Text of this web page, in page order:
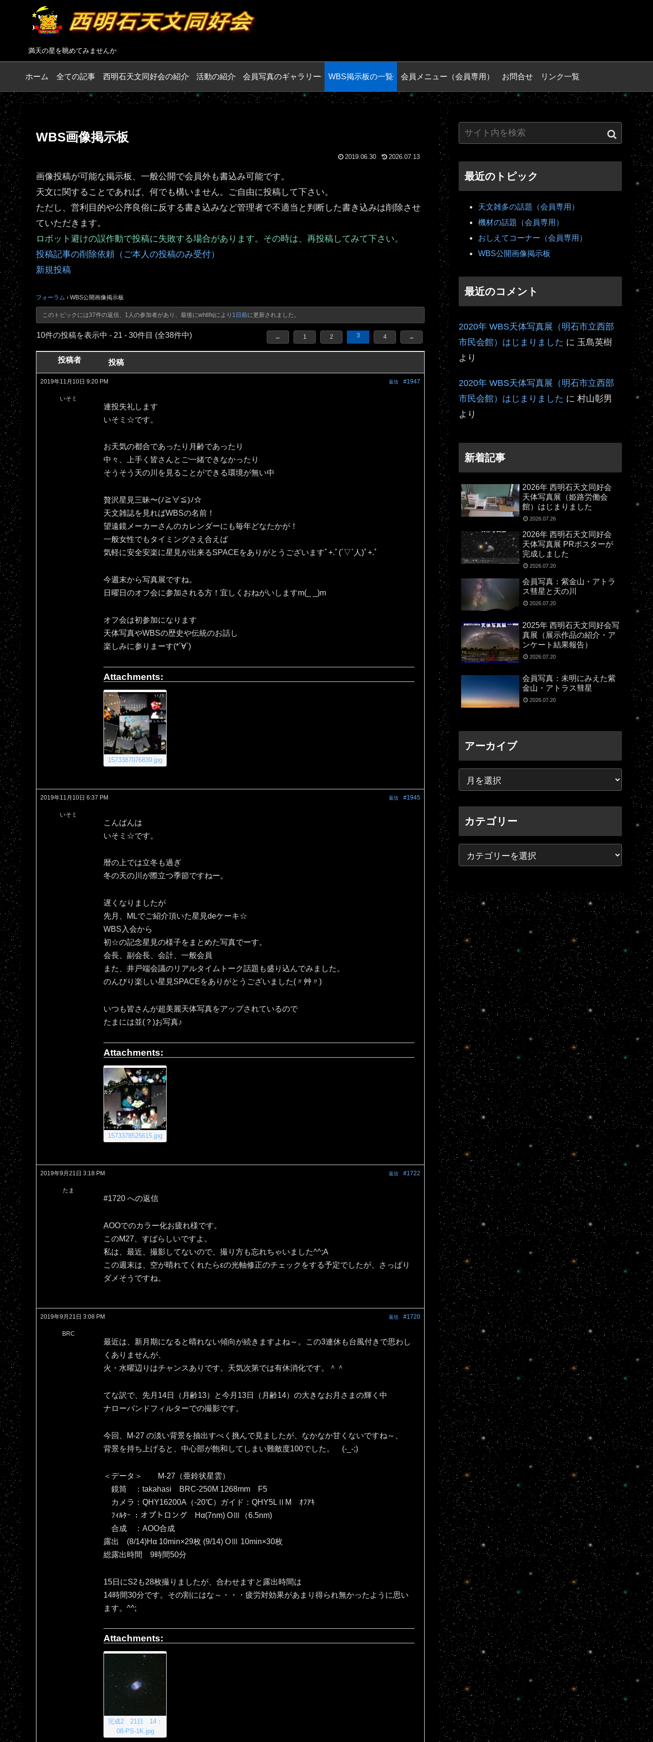
満天の星を眺めてみませんか
ホーム 全ての記事 西明石天文同好会の紹介 活動の紹介 会員写真のギャラリー WBS掲示板の一覧 会員メニュー（会員専用） お問合せ リンク一覧
WBS画像掲示板
2019.06.30 2026.07.13
画像投稿が可能な掲示板、一般公開で会員外も書込み可能です。
天文に関することであれば、何でも構いません。ご自由に投稿して下さい。
ただし、営利目的や公序良俗に反する書き込みなど管理者で不適当と判断した書き込みは削除させ
ていただきます。
ロボット避けの誤作動で投稿に失敗する場合があります。その時は、再投稿してみて下さい。
投稿記事の削除依頼（ご本人の投稿のみ受付）
新規投稿
フォーラム › WBS公開画像掲示板
このトピックには37件の返信、1人の参加者があり、最後にwhtifxjにより 1日前に更新されました。
10件の投稿を表示中 - 21 - 30件目 (全38件中) ← 1 2 3 4 →
投稿者 投稿
2019年11月10日 9:20 PM #1947
返信
いそミ
連投失礼します
いそミ☆です。
お天気の都合であったり月齢であったり
中々、上手く皆さんとご一緒できなかったり
そうそう天の川を見ることができる環境が無い中
贅沢星見三昧〜(ﾉ≧∀≦)ﾉ☆
天文雑誌を見ればWBSの名前！
望遠鏡メーカーさんのカレンダーにも毎年どなたかが！
一般女性でもタイミングさえ合えば
気軽に安全安楽に星見が出来るSPACEをありがとうございますﾟ+.ﾟ(´▽`人)ﾟ+.ﾟ
今週末から写真展ですね。
日曜日のオフ会に参加される方！宜しくおねがいしますm(_ _)m
オフ会は初参加になります
天体写真やWBSの歴史や伝統のお話し
楽しみに参りまーす(*´∀`)
Attachments:
1573387076839.jpg
2019年11月10日 6:37 PM #1945
返信
いそミ
こんばんは
いそミ☆です。
暦の上では立冬も過ぎ
冬の天の川が際立つ季節ですねー。
遅くなりましたが
先月、MLでご紹介頂いた星見deケーキ☆
WBS入会から
初☆の記念星見の様子をまとめた写真でーす。
会長、副会長、会計、一般会員
また、井戸端会議のリアルタイムトーク話題も盛り込んでみました。
のんびり楽しい星見SPACEをありがとうございました(〃艸〃)
いつも皆さんが超美麗天体写真をアップされているので
たまには並(？)お写真♪
Attachments:
1573378525615.jpg
2019年9月21日 3:18 PM #1722
返信
たま
#1720 への返信
AOOでのカラー化お疲れ様です。
このM27、すばらしいですよ。
私は、最近、撮影してないので、撮り方も忘れちゃいました^^;A
この週末は、空が晴れてくれたらεの光軸修正のチェックをする予定でしたが、さっぱり
ダメそうですね。
2019年9月21日 3:08 PM #1720
返信
BRC
最近は、新月期になると晴れない傾向が続きますよね～。この3連休も台風付きで思わし
くありませんが、
火・水曜辺りはチャンスありです。天気次第では有休消化です。＾＾
てな訳で、先月14日（月齢13）と今月13日（月齢14）の大きなお月さまの輝く中
ナローバンドフィルターでの撮影です。
今回、M-27 の淡い背景を抽出すべく挑んで見ましたが、なかなか甘くないですね～、
背景を持ち上げると、中心部が飽和してしまい難敵度100でした。 (-_-;)
＜データ＞ M-27（亜鈴状星雲）
鏡筒 ：takahasi BRC-250M 1268mm F5
カメラ：QHY16200A（‐20℃）ガイド：QHY5LⅡM ｵﾌｱｷ
ﾌｨﾙﾀｰ ：オプトロング Hα(7nm) OⅢ（6.5nm)
合成 ：AOO合成
露出 (8/14)Hα 10min×29枚 (9/14) OⅢ 10min×30枚
総露出時間 9時間50分
15日にS2も28枚撮りましたが、合わせますと露出時間は
14時間30分です。その割にはな～・・・疲労対効果があまり得られ無かったように思い
ます。^^;
Attachments:
完成2 21日 14：
08-PS-1K.jpg
最近のトピック
天文雑多の話題（会員専用）
機材の話題（会員専用）
おしえてコーナー（会員専用）
WBS公開画像掲示板
最近のコメント
2020年 WBS天体写真展（明石市立西部
市民会館）はじまりました に 玉島英樹
より
2020年 WBS天体写真展（明石市立西部
市民会館）はじまりました に 村山彰男
より
新着記事
2026年 西明石天文同好会
天体写真展（姫路労働会
館）はじまりました
2026.07.26
2026年 西明石天文同好会
天体写真展 PRポスターが
完成しました
2026.07.20
会員写真：紫金山・アトラ
ス彗星と天の川
2026.07.20
2025年 西明石天文同好会写
真展（展示作品の紹介・ア
ンケート結果報告）
2026.07.20
会員写真：未明にみえた紫
金山・アトラス彗星
2026.07.20
アーカイブ
カテゴリー